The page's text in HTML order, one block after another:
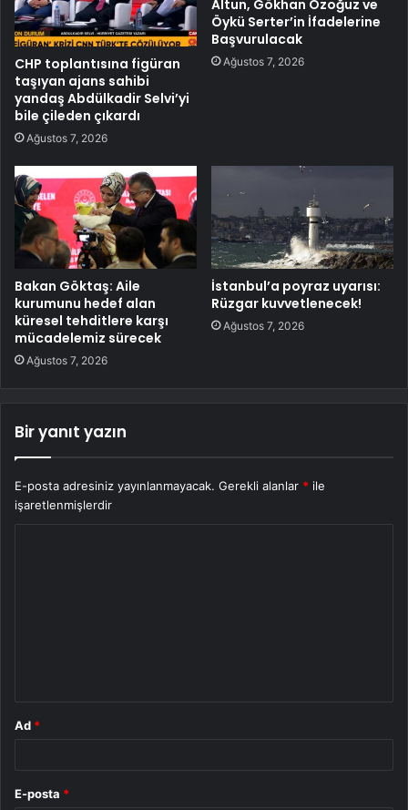
CHP toplantısına figüran
taşıyan ajans sahibi
yandaş Abdülkadir Selvi’yi
bile çileden çıkardı
Ağustos 7, 2026
Altun, Gökhan Özoğuz ve
Öykü Serter’in İfadelerine
Başvurulacak
Ağustos 7, 2026
Bakan Göktaş: Aile
kurumunu hedef alan
küresel tehditlere karşı
mücadelemiz sürecek
Ağustos 7, 2026
İstanbul’a poyraz uyarısı:
Rüzgar kuvvetlenecek!
Ağustos 7, 2026
Bir yanıt yazın
E-posta adresiniz yayınlanmayacak. Gerekli alanlar * ile
işaretlenmişlerdir
Ad *
E-posta *